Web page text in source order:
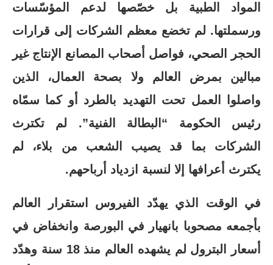
المواد الطبية بل خصّصها لدعم المؤسّسات
ورسملتها. لم تخضع معظم الشركات إلى قرارات
الحجر الصحي، فواصل أصحاب المصانع الإنتاج غير
مبالين بمرض العالم ولا بصحة العمال، الذين
واصلوا العمل تحت التهديد بالطرد أو كما سمّاه
رئيس الحكومة “البطالة الفنية”. لم تكترث
الشركات بما قد يصيب الشعب من بلاء، لم
يكترث أعرافها إلا لنسبة ازدياد أرباحهم.
في الوقت الذي يهدّد الفيروس استقرار العالم
بأجمعه مصحوبا بانهيار في البورصة وانخفاض في
أسعار البترول لم يشهده العالم منذ 18 سنة وهدّد